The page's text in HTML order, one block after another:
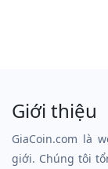
Giới thiệu
GiaCoin.com là
giới. Chúng tôi